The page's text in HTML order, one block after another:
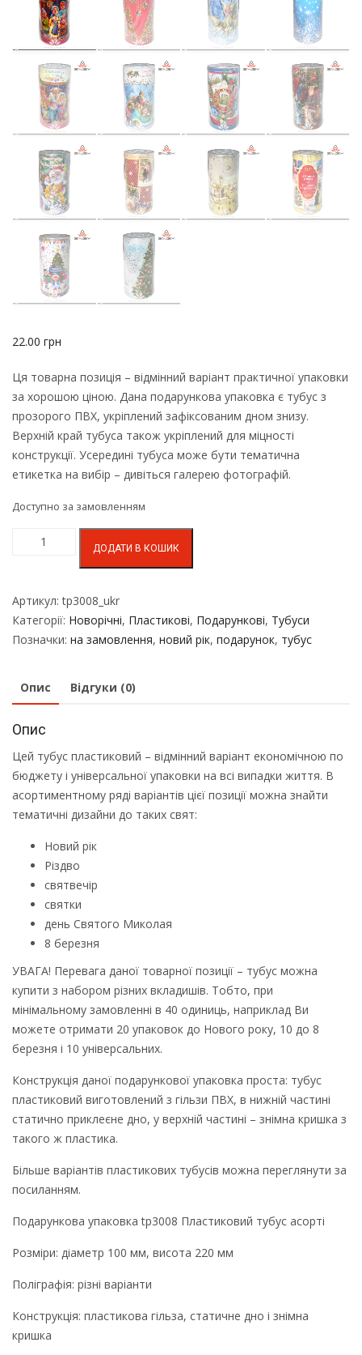
22.00 грн
Ця товарна позиція – відмінний варіант практичної упаковки
за хорошою ціною. Дана подарункова упаковка є тубус з
прозорого ПВХ, укріплений зафіксованим дном знизу.
Верхній край тубуса також укріплений для міцності
конструкції. Усередині тубуса може бути тематична
етикетка на вибір – дивіться галерею фотографій.
Доступно за замовленням
ДОДАТИ В КОШИК
Артикул:tp3008_ukr
Категорії: Новорічні, Пластикові, Подарункові, Тубуси
Позначки: на замовлення, новий рік, подарунок, тубус
Опис Відгуки (0)
Опис
Цей тубус пластиковий – відмінний варіант економічною по
бюджету і універсальної упаковки на всі випадки життя. В
асортиментному ряді варіантів цієї позиції можна знайти
тематичні дизайни до таких свят:
Новий рік
Різдво
святвечір
святки
день Святого Миколая
8 березня
УВАГА! Перевага даної товарної позиції – тубус можна
купити з набором різних вкладишів. Тобто, при
мінімальному замовленні в 40 одиниць, наприклад Ви
можете отримати 20 упаковок до Нового року, 10 до 8
березня і 10 універсальних.
Конструкція даної подарункової упаковка проста: тубус
пластиковий виготовлений з гільзи ПВХ, в нижній частині
статично приклеєне дно, у верхній частині – знімна кришка з
такого ж пластика.
Більше варіантів пластикових тубусів можна переглянути за
посиланням.
Подарункова упаковка tp3008 Пластиковий тубус асорті
Розміри: діаметр 100 мм, висота 220 мм
Поліграфія: різні варіанти
Конструкція: пластикова гільза, статичне дно і знімна
кришка